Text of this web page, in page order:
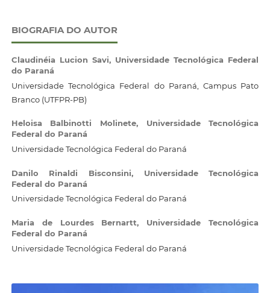
BIOGRAFIA DO AUTOR
Claudinéia Lucion Savi, Universidade Tecnológica Federal
do Paraná
Universidade Tecnológica Federal do Paraná, Campus Pato
Branco (UTFPR-PB)
Heloisa Balbinotti Molinete, Universidade Tecnológica
Federal do Paraná
Universidade Tecnológica Federal do Paraná
Danilo Rinaldi Bisconsini, Universidade Tecnológica
Federal do Paraná
Universidade Tecnológica Federal do Paraná
Maria de Lourdes Bernartt, Universidade Tecnológica
Federal do Paraná
Universidade Tecnológica Federal do Paraná